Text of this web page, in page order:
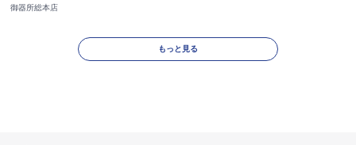
御器所総本店
もっと見る